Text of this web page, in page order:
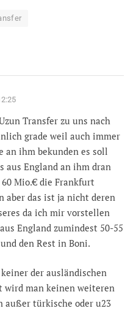
Transfer zu uns nach
grade weil auch immer
an ihm bekunden es soll
aus England an ihm dran
Mio.€ die Frankfurt
aber das ist ja nicht deren
da ich mir vorstellen
England zumindest 50-55
den Rest in Boni.
der ausländischen
wird man keinen weiteren
außer türkische oder u23